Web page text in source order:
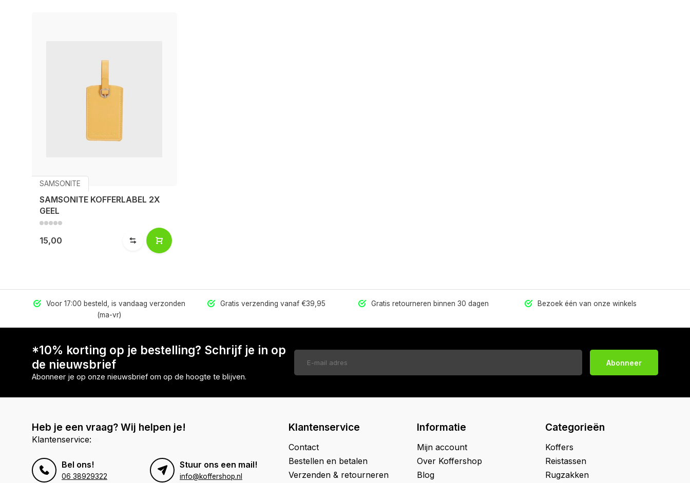
SAMSONITE
SAMSONITE KOFFERLABEL 2X
GEEL
15,00
Voor 17:00 besteld, is vandaag verzonden
(ma-vr)
Gratis verzending vanaf €39,95 Gratis retourneren binnen 30 dagen Bezoek één van onze winkels
*10% korting op je bestelling? Schrijf je in op
de nieuwsbrief
Abonneer je op onze nieuwsbrief om op de hoogte te blijven.
Abonneer
Heb je een vraag? Wij helpen je!
Klantenservice:
Bel ons!
06 38929322
Stuur ons een mail!
info@koffershop.nl
Klantenservice
Contact
Bestellen en betalen
Verzenden & retourneren
Informatie
Mijn account
Over Koffershop
Blog
Categorieën
Koffers
Reistassen
Rugzakken